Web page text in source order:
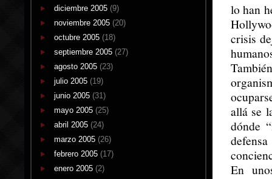
diciembre 2005 (9)
noviembre 2005 (20)
octubre 2005 (18)
septiembre 2005 (27)
agosto 2005 (23)
julio 2005 (19)
junio 2005 (31)
mayo 2005 (25)
abril 2005 (24)
marzo 2005 (26)
febrero 2005 (17)
enero 2005 (2)
lo han
crisis
allá se
dónde
En